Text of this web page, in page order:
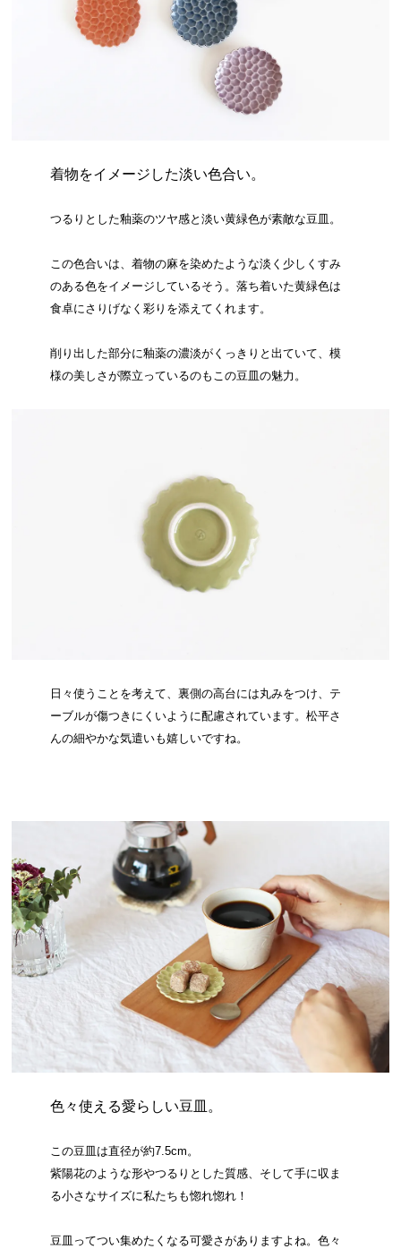
着物をイメージした淡い色合い。
つるりとした釉薬のツヤ感と淡い黄緑色が素敵な豆皿。
この色合いは、着物の麻を染めたような淡く少しくすみ
のある色をイメージしているそう。落ち着いた黄緑色は
食卓にさりげなく彩りを添えてくれます。
削り出した部分に釉薬の濃淡がくっきりと出ていて、模
様の美しさが際立っているのもこの豆皿の魅力。
日々使うことを考えて、裏側の高台には丸みをつけ、テ
ーブルが傷つきにくいように配慮されています。松平さ
んの細やかな気遣いも嬉しいですね。
色々使える愛らしい豆皿。
この豆皿は直径が約7.5cm。
紫陽花のような形やつるりとした質感、そして手に収ま
る小さなサイズに私たちも惚れ惚れ！
豆皿ってつい集めたくなる可愛さがありますよね。色々